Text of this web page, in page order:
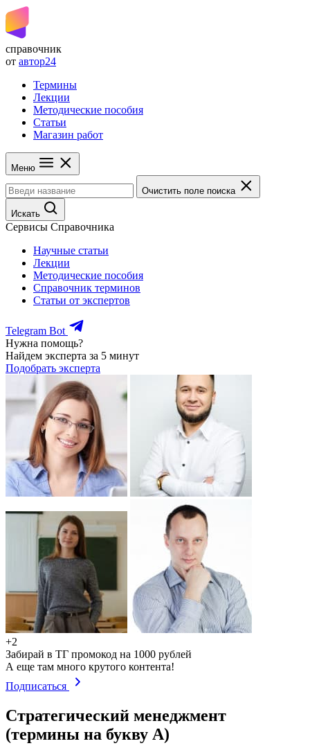
справочник
от автор24
Термины
Лекции
Методические пособия
Статьи
Магазин работ
Меню
Очистить поле поиска
Искать
Сервисы Справочника
Научные статьи
Лекции
Методические пособия
Справочник терминов
Статьи от экспертов
Telegram Bot
Нужна помощь?
Найдем эксперта за 5 минут
Подобрать эксперта
+2
Забирай в ТГ промокод на 1000 рублей
А еще там много крутого контента!
Подписаться
Стратегический менеджмент
(термины на букву А)